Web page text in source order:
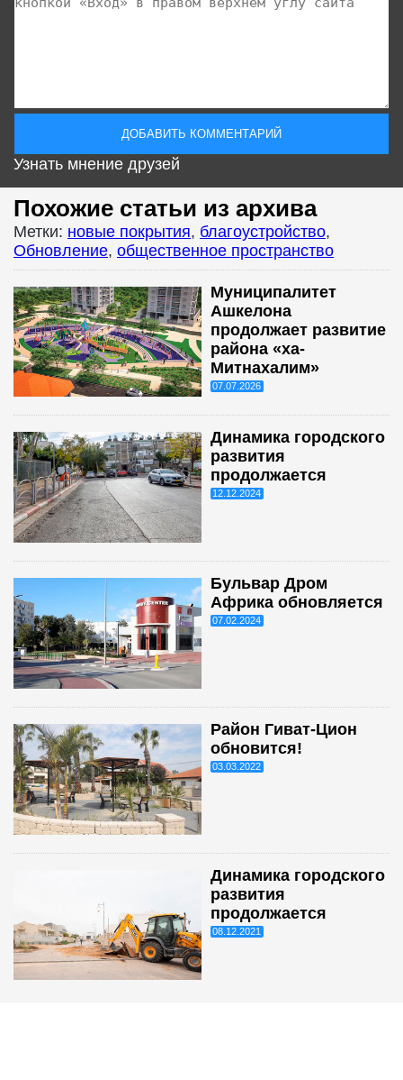
Узнать мнение друзей
Похожие статьи из архива
Метки: новые покрытия, благоустройство,
Обновление, общественное пространство
Муниципалитет
Ашкелона
продолжает развитие
района «ха-
Митнахалим»
07.07.2026
Динамика городского
развития
продолжается
12.12.2024
Бульвар Дром
Африка обновляется
07.02.2024
Район Гиват-Цион
обновится!
03.03.2022
Динамика городского
развития
продолжается
08.12.2021